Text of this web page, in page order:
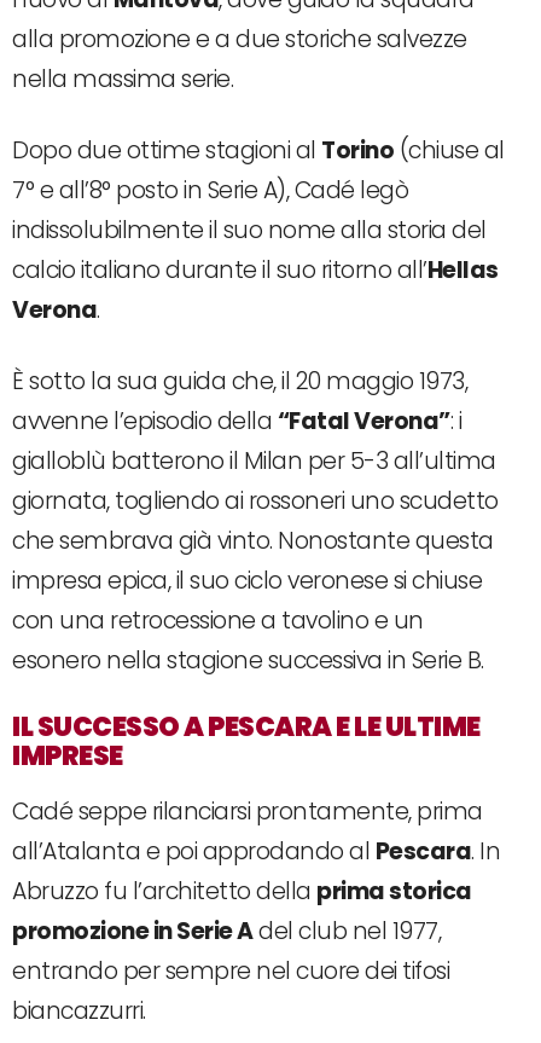
alla promozione e a due storiche salvezze
nella massima serie.
Dopo due ottime stagioni al Torino (chiuse al
7° e all’8° posto in Serie A), Cadé legò
indissolubilmente il suo nome alla storia del
calcio italiano durante il suo ritorno all’Hellas
Verona.
È sotto la sua guida che, il 20 maggio 1973,
avvenne l’episodio della “Fatal Verona”: i
gialloblù batterono il Milan per 5-3 all’ultima
giornata, togliendo ai rossoneri uno scudetto
che sembrava già vinto. Nonostante questa
impresa epica, il suo ciclo veronese si chiuse
con una retrocessione a tavolino e un
esonero nella stagione successiva in Serie B.
IL SUCCESSO A PESCARA E LE ULTIME
IMPRESE
Cadé seppe rilanciarsi prontamente, prima
all’Atalanta e poi approdando al Pescara. In
Abruzzo fu l’architetto della prima storica
promozione in Serie Adel club nel 1977,
entrando per sempre nel cuore dei tifosi
biancazzurri.